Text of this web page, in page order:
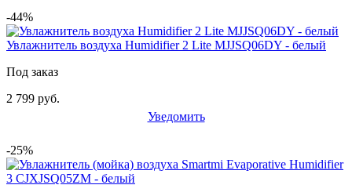
-44%
Увлажнитель воздуха Humidifier 2 Lite MJJSQ06DY - белый
Под заказ
2 799 руб.
Уведомить
-25%